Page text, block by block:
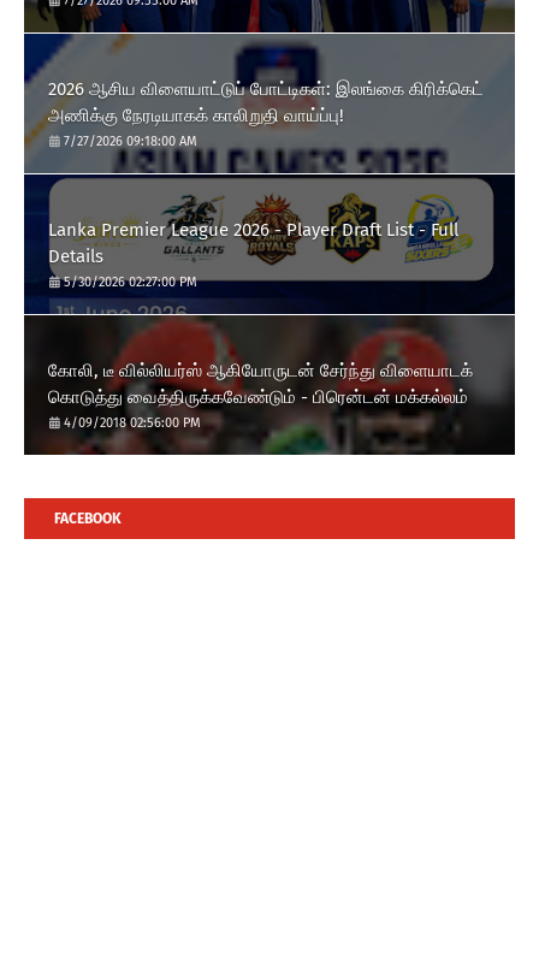
2026 ஆசிய விளையாட்டுப் போட்டிகள்: இலங்கை கிரிக்கெட்
அணிக்கு நேரடியாகக் காலிறுதி வாய்ப்பு!
7/27/2026 09:18:00 AM
Lanka Premier League 2026 - Player Draft List - Full
Details
5/30/2026 02:27:00 PM
கோலி, டீ வில்லியர்ஸ் ஆகியோருடன் சேர்ந்து விளையாடக்
கொடுத்து வைத்திருக்கவேண்டும் - பிரென்டன் மக்கல்லம்
4/09/2018 02:56:00 PM
FACEBOOK